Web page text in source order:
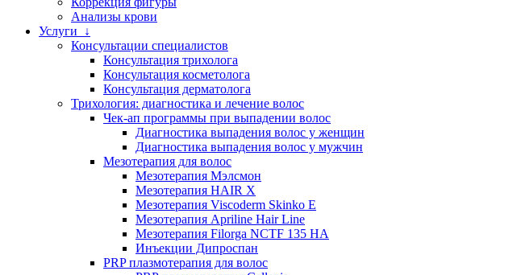
Анализы крови
Услуги ↓
Консультации специалистов
Консультация трихолога
Консультация косметолога
Консультация дерматолога
Трихология: диагностика и лечение волос
Чек-ап программы при выпадении волос
Диагностика выпадения волос у женщин
Диагностика выпадения волос у мужчин
Мезотерапия для волос
Мезотерапия Мэлсмон
Мезотерапия HAIR X
Мезотерапия Viscoderm Skinko E
Мезотерапия Apriline Hair Line
Мезотерапия Filorga NCTF 135 HA
Инъекции Дипроспан
PRP плазмотерапия для волос